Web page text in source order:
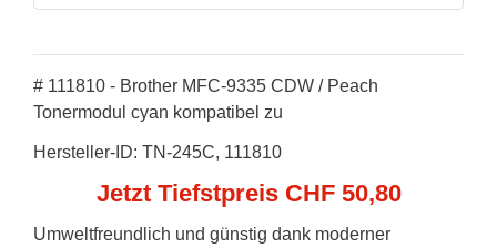
# 111810 - Brother MFC-9335 CDW / Peach
Tonermodul cyan kompatibel zu
Hersteller-ID: TN-245C, 111810
Jetzt Tiefstpreis CHF 50,80
Umweltfreundlich und günstig dank moderner